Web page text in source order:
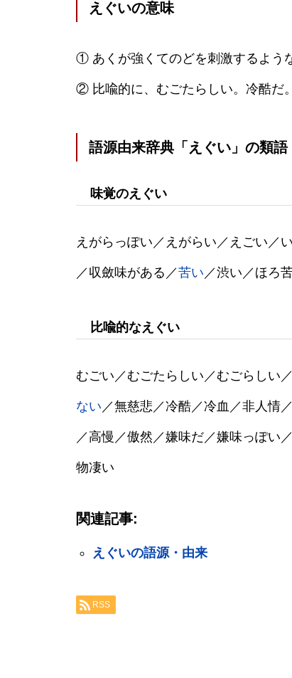
えぐいの意味
① あくが強くてのどを刺激するよう
② 比喩的に、むごたらしい。冷酷だ
語源由来辞典「えぐい」の類語
味覚のえぐい
えがらっぽい／えがらい／えごい／
／収斂味がある／苦い ／渋い／ほろ
比喩的なえぐい
むごい／むごたらしい／むごらしい
ない ／無慈悲／冷酷／冷血／非人情
／高慢／傲然／嫌味だ／嫌味っぽい
物凄い
関連記事:
えぐいの語源・由来
RSS